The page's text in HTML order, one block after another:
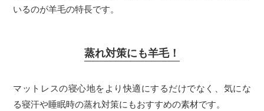
いるのが羊毛の特長です。
蒸れ対策にも羊毛！
マットレスの寝心地をより快適にするだけでなく、気にな
る寝汗や睡眠時の蒸れ対策にもおすすめの素材です。